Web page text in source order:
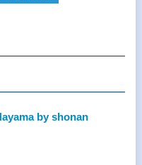
by shonan